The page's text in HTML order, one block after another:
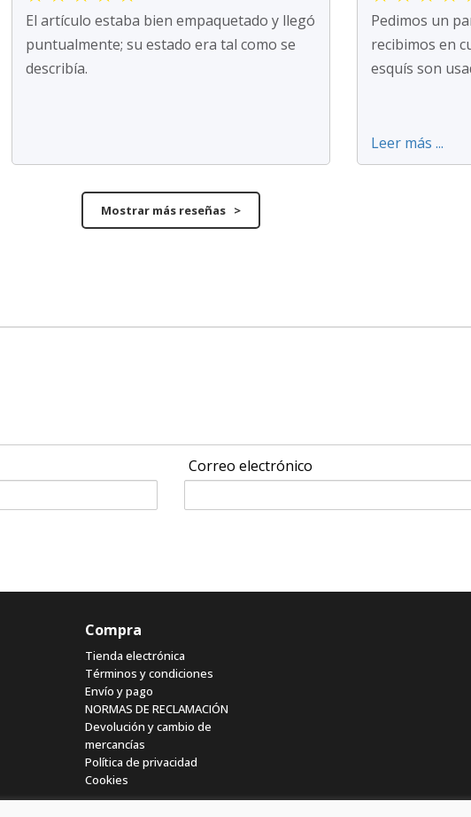
El artículo estaba bien empaquetado y llegó
puntualmente; su estado era tal como se
describía.
Pedimos un
recibimos en
esquís son
Leer más ...
Mostrar más reseñas >
Correo electrónico
Compra
Tienda electrónica
Términos y condiciones
Envío y pago
NORMAS DE RECLAMACIÓN
Devolución y cambio de
mercancías
Política de privacidad
Cookies